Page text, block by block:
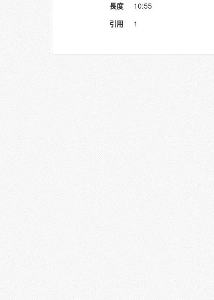
長度
10:55
引用
1